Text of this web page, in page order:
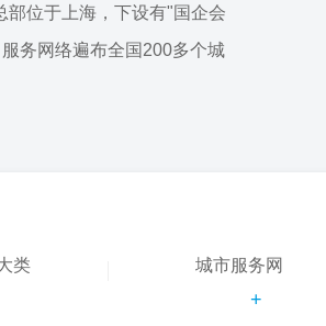
部位于上海，下设有"国企会
务网络遍布全国200多个城
类 城市服务网
+